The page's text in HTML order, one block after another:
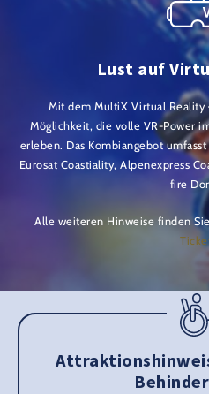
Lust auf
Mit dem MultiX Virtual Reality
Möglichkeit, die volle VR-Power
erleben. Das Kombiangebot
Eurosat Coastiality, Alpenexpress
fire
Alle weiteren Hinweise finden